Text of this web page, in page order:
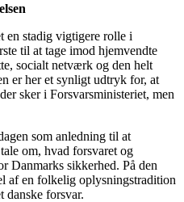
en stadig vigtigere rolle i
til at tage imod hjemvendte
socialt netværk og den helt
er her et synligt udtryk for, at
sker i Forsvarsministeriet, men
som anledning til at
om, hvad forsvaret og
Danmarks sikkerhed. På den
af en folkelig oplysningstradition
danske forsvar.